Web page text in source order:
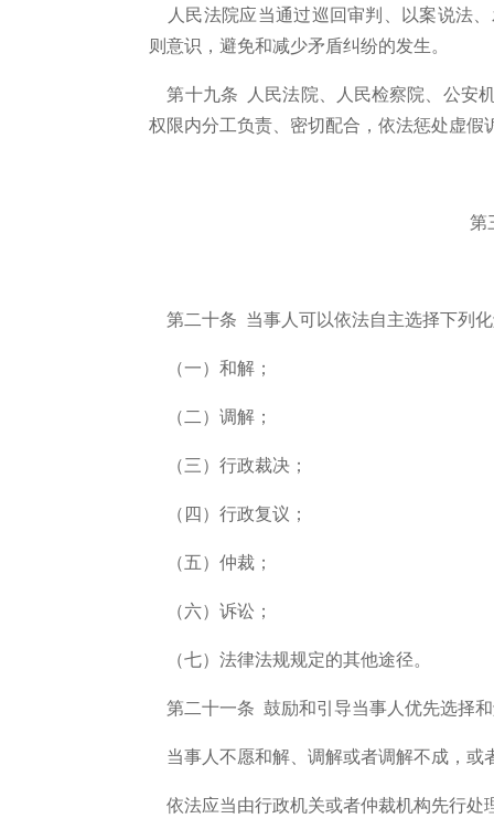
人民法院应当通过巡回审判、以案说法
则意识，避免和减少矛盾纠纷的发生。
第十九条 人民法院、人民检察院、公安
权限内分工负责、密切配合，依法惩处虚假
第
第二十条 当事人可以依法自主选择下列
（一）和解；
（二）调解；
（三）行政裁决；
（四）行政复议；
（五）仲裁；
（六）诉讼；
（七）法律法规规定的其他途径。
第二十一条 鼓励和引导当事人优先选择
当事人不愿和解、调解或者调解不成，或
依法应当由行政机关或者仲裁机构先行处